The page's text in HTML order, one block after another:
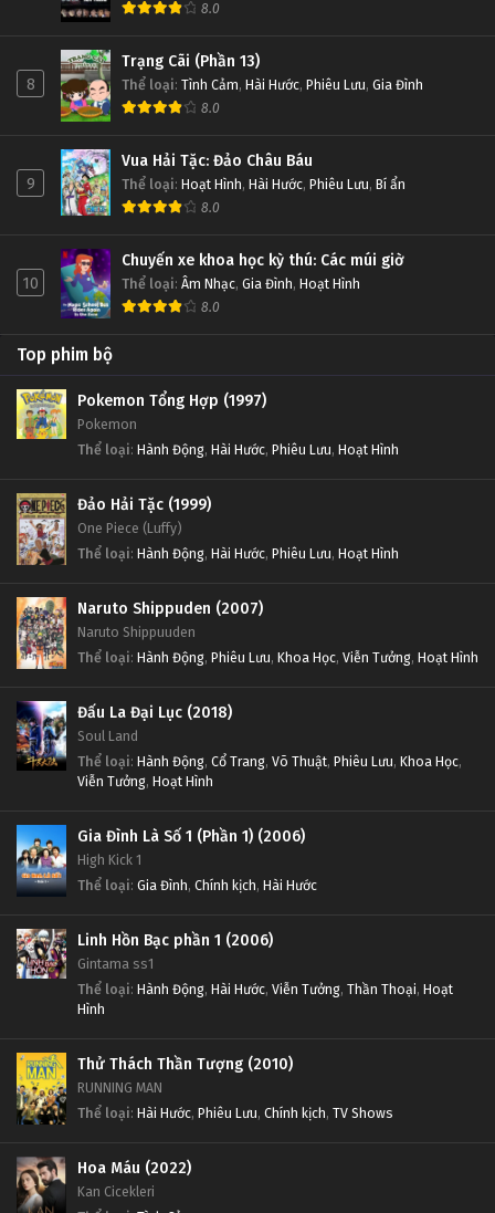
8.0
8
Trạng Cãi (Phần 13)
Thể loại: Tình Cảm, Hài Hước, Phiêu Lưu, Gia Đình
8.0
9
Vua Hải Tặc: Đảo Châu Báu
Thể loại: Hoạt Hình, Hài Hước, Phiêu Lưu, Bí ẩn
8.0
10
Chuyến xe khoa học kỳ thú: Các múi giờ
Thể loại: Âm Nhạc, Gia Đình, Hoạt Hình
8.0
Top phim bộ
Pokemon Tổng Hợp (1997)
Pokemon
Thể loại: Hành Động, Hài Hước, Phiêu Lưu, Hoạt Hình
Đảo Hải Tặc (1999)
One Piece (Luffy)
Thể loại: Hành Động, Hài Hước, Phiêu Lưu, Hoạt Hình
Naruto Shippuden (2007)
Naruto Shippuuden
Thể loại: Hành Động, Phiêu Lưu, Khoa Học, Viễn Tưởng, Hoạt Hình
Đấu La Đại Lục (2018)
Soul Land
Thể loại: Hành Động, Cổ Trang, Võ Thuật, Phiêu Lưu, Khoa Học,
Viễn Tưởng, Hoạt Hình
Gia Đình Là Số 1 (Phần 1) (2006)
High Kick 1
Thể loại: Gia Đình, Chính kịch, Hài Hước
Linh Hồn Bạc phần 1 (2006)
Gintama ss1
Thể loại: Hành Động, Hài Hước, Viễn Tưởng, Thần Thoại, Hoạt
Hình
Thử Thách Thần Tượng (2010)
RUNNING MAN
Thể loại: Hài Hước, Phiêu Lưu, Chính kịch, TV Shows
Hoa Máu (2022)
Kan Cicekleri